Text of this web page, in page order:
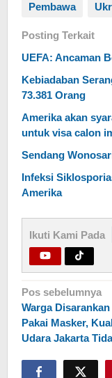
Pembawa
Posting Terkait
UEFA: Ancaman
Kebiadaban
73.381 Orang
Amerika akan
untuk visa calon
Sendang
Infeksi
Amerika
Ikuti Kami Pada
Navigasi
pos
Pos sebelumnya
Warga Disarankan
Pakai Masker,
Udara Jakarta